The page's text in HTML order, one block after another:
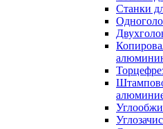
Станки